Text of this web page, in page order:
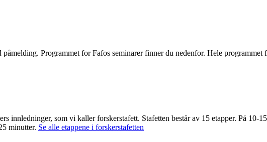
Programmet for Fafos seminarer finner du nedenfor. Hele programmet
som vi kaller forskerstafett. Stafetten består av 15 etapper. På 10-
minutter. Se alle etappene i forskerstafetten